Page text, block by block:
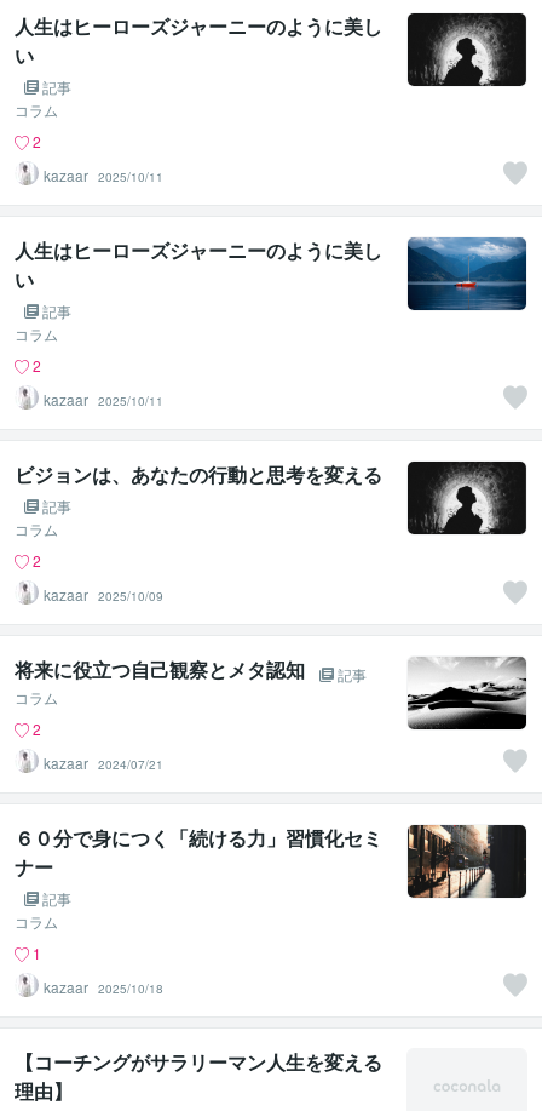
人生はヒーローズジャーニーのように美し
い
記事
コラム
2
kazaar 2025/10/11
人生はヒーローズジャーニーのように美し
い
記事
コラム
2
kazaar 2025/10/11
ビジョンは、あなたの行動と思考を変える
記事
コラム
2
kazaar 2025/10/09
将来に役立つ自己観察とメタ認知
記事
コラム
2
kazaar 2024/07/21
６０分で身につく「続ける力」習慣化セミ
ナー
記事
コラム
1
kazaar 2025/10/18
【コーチングがサラリーマン人生を変える
理由】